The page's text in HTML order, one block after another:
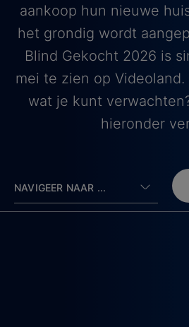
aankoop hun nieuwe
het grondig wordt
Blind Gekocht 2026 is
mei te zien op
wat je kunt
hieronder
NAVIGEER NAAR ...